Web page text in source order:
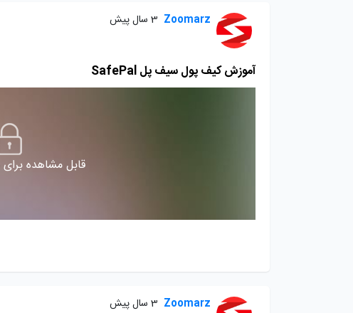
Zoomarz 3 سال پیش
آموزش کیف پول سیف پل SafePal
قابل مشاهده برای
Zoomarz 3 سال پیش